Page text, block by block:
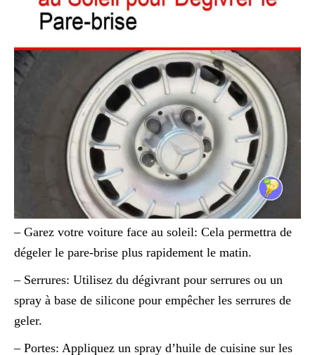
– Garez votre voiture face au soleil: Cela permettra de
dégeler le pare-brise plus rapidement le matin.
– Serrures: Utilisez du dégivrant pour serrures ou un
spray à base de silicone pour empêcher les serrures de
geler.
– Portes: Appliquez un spray d’huile de cuisine sur les